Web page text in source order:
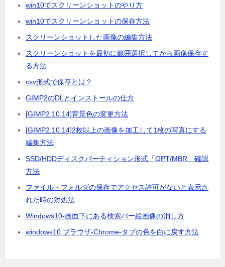
win10でスクリーンショットのやり方
win10でスクリーンショットの保存方法
スクリーンショットした画像の編集方法
スクリーンショットを最初に範囲選択してから画像保存す
る方法
csv形式で保存とは？
GIMP2のDLとインストールの仕方
[GIMP2.10.14]背景色の変更方法
[GIMP2.10.14]2枚以上の画像を加工して1枚の写真にする
編集方法
SSD/HDDディスクパーティション形式「GPT/MBR」確認
方法
ファイル・フォルダの保存でアクセス許可がないと表示さ
れた時の対処法
Windows10-画面下にある検索バー絵画像の消し方
windows10 ブラウザ-Chrome-タブの色を白に戻す方法